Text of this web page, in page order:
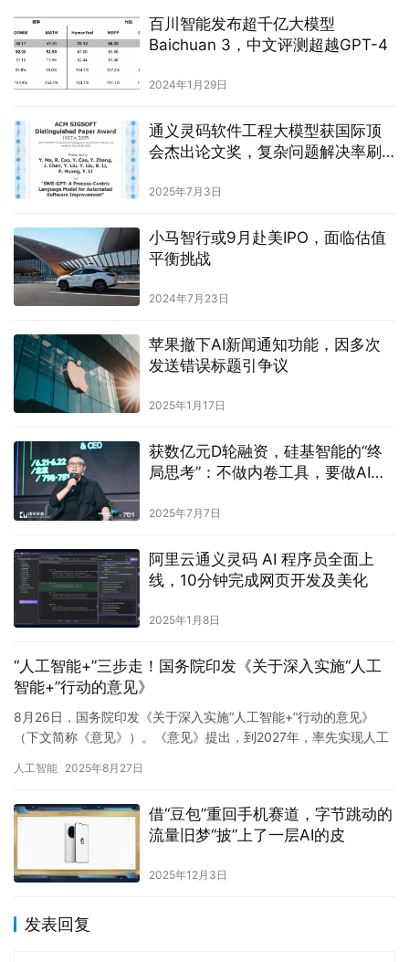
百川智能发布超千亿大模型
Baichuan 3，中文评测超越GPT-4
2024年1月29日
通义灵码软件工程大模型获国际顶
会杰出论文奖，复杂问题解决率刷
2025年7月3日
小马智行或9月赴美IPO，面临估值
平衡挑战
2024年7月23日
苹果撤下AI新闻通知功能，因多次
发送错误标题引争议
2025年1月17日
获数亿元D轮融资，硅基智能的“终
局思考”：不做内卷工具，要做AI时
2025年7月7日
阿里云通义灵码 AI 程序员全面上
线，10分钟完成网页开发及美化
2025年1月8日
“人工智能+”三步走！国务院印发《关于深入实施“人工
智能+”行动的意见》
8月26日，国务院印发《关于深入实施“人工智能+”行动的意见》
（下文简称《意见》）。《意见》提出，到2027年，率先实现人工
人工智能 2025年8月27日
借“豆包”重回手机赛道，字节跳动的
流量旧梦“披”上了一层AI的皮
2025年12月3日
发表回复